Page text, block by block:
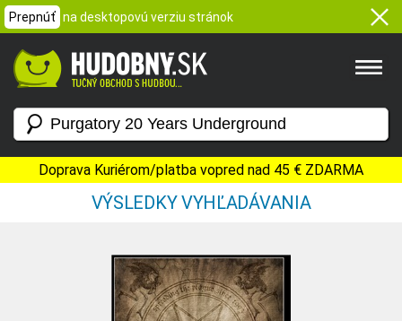
Prepnúť na desktopovú verziu stránok
Doprava Kuriérom/platba vopred nad 45 € ZDARMA
VÝSLEDKY VYHĽADÁVANIA